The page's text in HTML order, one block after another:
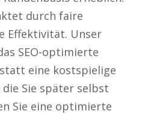
durch faire
Effektivität. Unser
SEO-optimierte
eine kostspielige
Sie später selbst
Sie eine optimierte